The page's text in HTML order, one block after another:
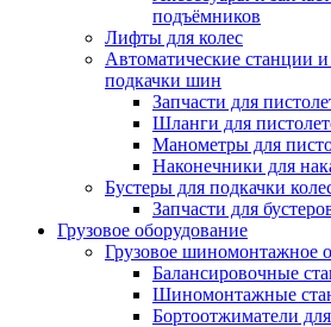
подъёмников
Лифты для колес
Автоматические станции
подкачки шин
Запчасти для
Шланги для
Манометры для
Наконечники для
Бустеры для подкачки
Запчасти для
Грузовое оборудование
Грузовое шиномонтажное
Балансировочные
Шиномонтажные
Бортоотжиматели